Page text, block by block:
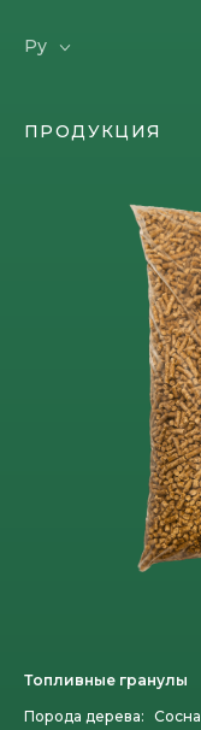
Ру
ПРОДУКЦИЯ
Топливные гранулы
Порода дерева: Сосна